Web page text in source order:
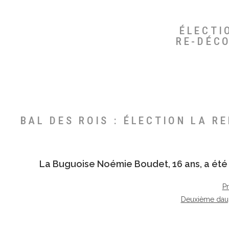
RE-
BAL DES ROIS : ÉLECTION LA
La Buguoise Noémie Boudet, 16 ans, a
Deuxième